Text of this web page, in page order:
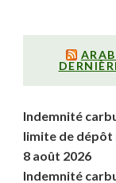
Indemnité
limite de
8 août 2026
Indemnité